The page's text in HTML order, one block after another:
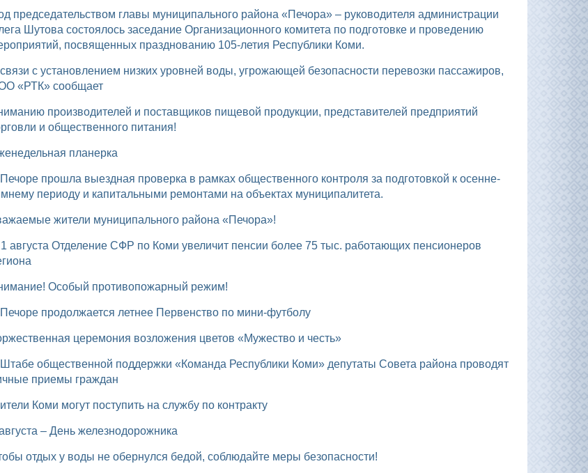
Шутова состоялось заседание Организационного комитета по подготовке и проведению
посвященных празднованию 105-летия Республики Коми.
«РТК» сообщает
и общественного питания!
планерка
периоду и капитальными ремонтами на объектах муниципалитета.
жители муниципального района «Печора»!
Особый противопожарный режим!
В Печоре продолжается летнее Первенство по мини-футболу
церемония возложения цветов «Мужество и честь»
приемы граждан
Жители Коми могут поступить на службу по контракту
августа – День железнодорожника
отдых у воды не обернулся бедой, соблюдайте меры безопасности!